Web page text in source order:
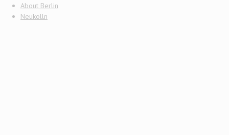
About Berlin
Neukölln